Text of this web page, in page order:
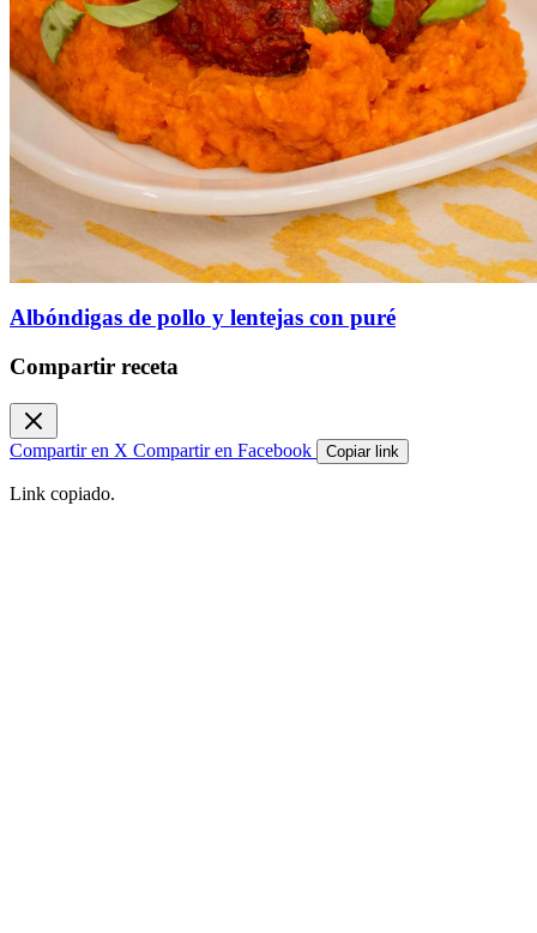
Albóndigas de pollo y lentejas con puré
Compartir receta
Compartir en X Compartir en Facebook Copiar link
Link copiado.